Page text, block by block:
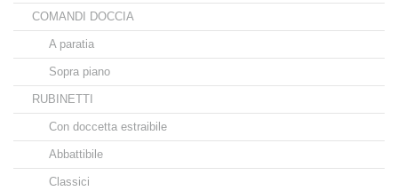
COMANDI DOCCIA
A paratia
Sopra piano
RUBINETTI
Con doccetta estraibile
Abbattibile
Classici